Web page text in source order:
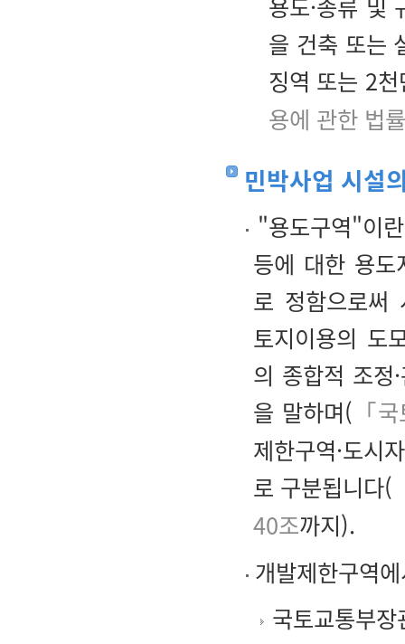
용도·종류 및
을 건축 또는
징역 또는 2
용에 관한 법
민박사업 시설
"용도구역"이
등에 대한 용도
로 정함으로써
토지이용의 도
의 종합적 조정
을 말하며( 「
제한구역·도시
로 구분됩니다(
40조까지).
개발제한구역
국토교통부